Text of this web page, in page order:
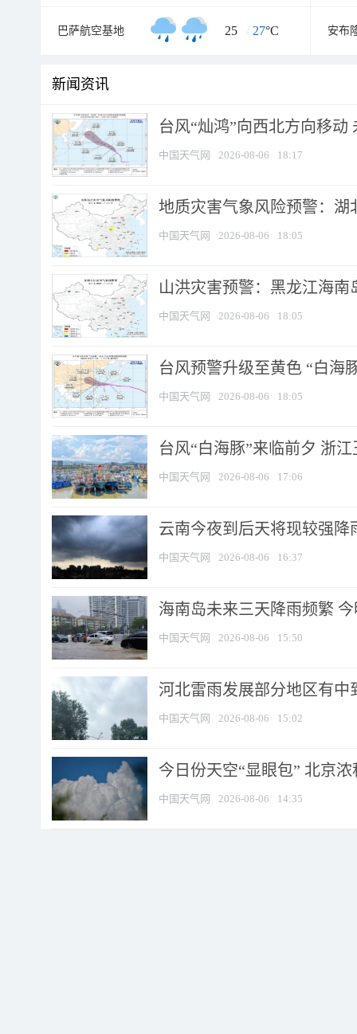
巴萨航空基地 25 / 27°C 安布
新闻资讯
台风“灿鸿”向西北方向移动
中国天气网 2026-08-06 18:17
地质灾害气象风险预警：湖
中国天气网 2026-08-06 18:05
山洪灾害预警：黑龙江海
中国天气网 2026-08-06 18:05
台风预警升级至黄色 “白海
中国天气网 2026-08-06 18:05
台风“白海豚”来临前夕 浙
中国天气网 2026-08-06 17:06
云南今夜到后天将现较强降
中国天气网 2026-08-06 16:37
海南岛未来三天降雨频繁
中国天气网 2026-08-06 15:50
河北雷雨发展部分地区有中
中国天气网 2026-08-06 15:02
今日份天空“显眼包” 北京
中国天气网 2026-08-06 14:35